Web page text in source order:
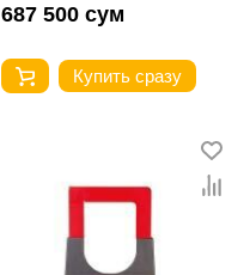
687 500 сум
Купить сразу